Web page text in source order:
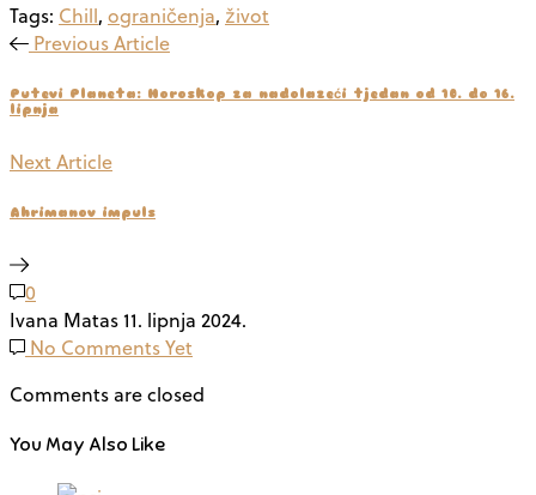
Tags: Chill, ograničenja, život
Previous Article
Putevi Planeta: Horoskop za nadolazeći tjedan od 10. do 16.
lipnja
Next Article
Ahrimanov impuls
0
Ivana Matas11. lipnja 2024.
No Comments Yet
Comments are closed
You May Also Like